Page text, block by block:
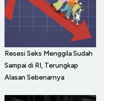
Resesi Seks Menggila Sudah
Sampai di RI, Terungkap
Alasan Sebenarnya